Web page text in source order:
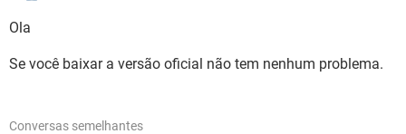
Ola
Se você baixar a versão oficial não tem nenhum problema.
Conversas semelhantes